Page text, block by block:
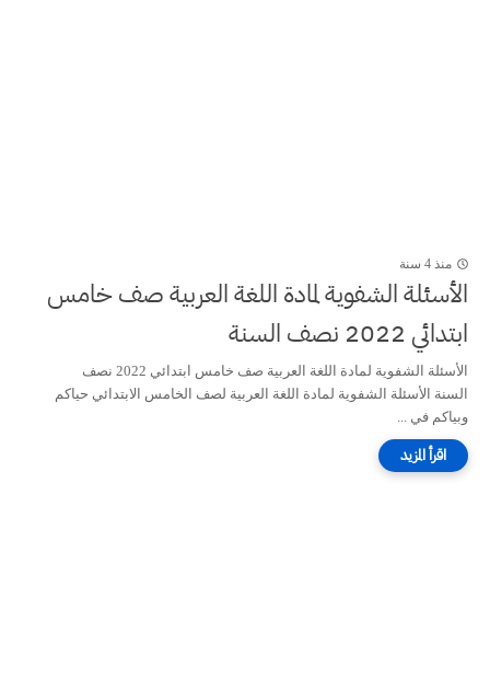
منذ 4 سنة
الأسئلة الشفوية لمادة اللغة العربية صف خامس
ابتدائي 2022 نصف السنة
الأسئلة الشفوية لمادة اللغة العربية صف خامس ابتدائي 2022 نصف
السنة الأسئلة الشفوية لمادة اللغة العربية لصف الخامس الابتدائي حياكم
وبياكم في ...